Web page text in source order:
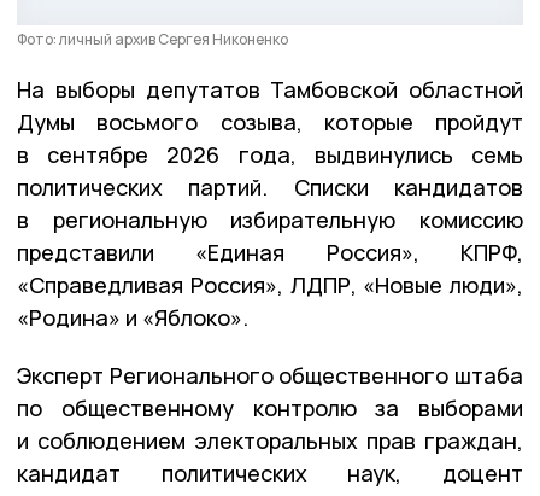
Фото: личный архив Сергея Никоненко
На выборы депутатов Тамбовской областной
Думы восьмого созыва, которые пройдут
в сентябре 2026 года, выдвинулись семь
политических партий. Списки кандидатов
в региональную избирательную комиссию
представили «Единая Россия», КПРФ,
«Справедливая Россия», ЛДПР, «Новые люди»,
«Родина» и «Яблоко».
Эксперт Регионального общественного штаба
по общественному контролю за выборами
и соблюдением электоральных прав граждан,
кандидат политических наук, доцент